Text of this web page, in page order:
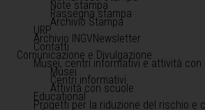
Note stampa
Rassegna stampa
Archivio Stampa
URP
Archivio INGVNewsletter
Contatti
Comunicazione e Divulgazione
Musei, centri informativi e attività con
Musei
Centri informativi
Attività con scuole
Educational
Progetti per la riduzione del rischio e